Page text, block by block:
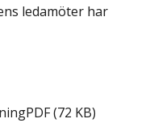
ledamöter har
PDF(72 KB)